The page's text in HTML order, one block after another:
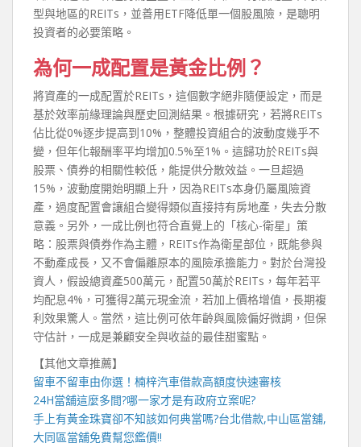
型與地區的REITs，並善用ETF降低單一個股風險，是聰明
投資者的必要策略。
為何一成配置是黃金比例？
將資產的一成配置於REITs，這個數字絕非隨便設定，而是
基於效率前緣理論與歷史回測結果。根據研究，若將REITs
佔比從0%逐步提高到10%，整體投資組合的波動度幾乎不
變，但年化報酬率平均增加0.5%至1%。這歸功於REITs與
股票、債券的相關性較低，能提供分散效益。一旦超過
15%，波動度開始明顯上升，因為REITs本身仍屬風險資
產，過度配置會讓組合變得類似直接持有房地產，失去分散
意義。另外，一成比例也符合直覺上的「核心-衛星」策
略：股票與債券作為主體，REITs作為衛星部位，既能參與
不動產成長，又不會偏離原本的風險承擔能力。對於台灣投
資人，假設總資產500萬元，配置50萬於REITs，每年若平
均配息4%，可獲得2萬元現金流，若加上價格增值，長期複
利效果驚人。當然，這比例可依年齡與風險偏好微調，但保
守估計，一成是兼顧安全與收益的最佳甜蜜點。
【其他文章推薦】
留車不留車由你選！ 楠梓汽車借款高額度快速審核
24H當舖這麼多間?哪一家才是有政府立案呢?
手上有黃金珠寶卻不知該如何典當嗎?台北借款,中山區當舖,
大同區當舖免費幫您鑑價!!